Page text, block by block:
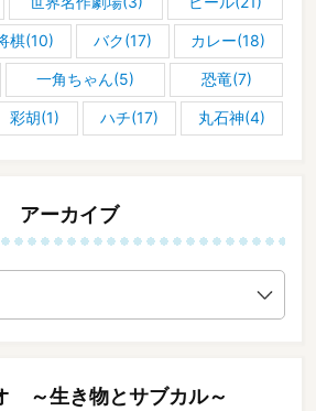
棋(10) バク(17) カレー(18)
一角ちゃん(5) 恐竜(7)
彩胡(1) ハチ(17) 丸石神(4)
アーカイブ
～生き物とサブカル～